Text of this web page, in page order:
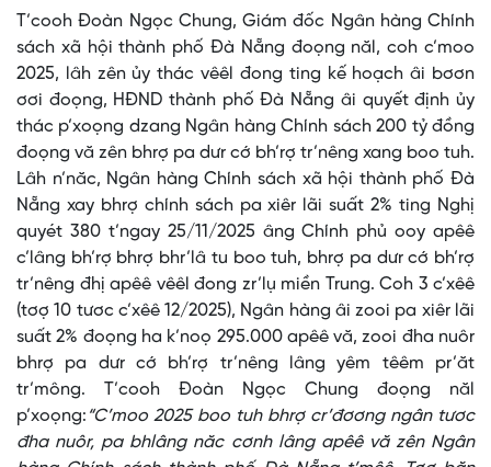
T’cooh Đoàn Ngọc Chung, Giám đốc Ngân hàng Chính
sách xã hội thành phố Đà Nẵng đoọng năl, coh c’moo
2025, lâh zên ủy thác vêêl đong ting kế hoạch âi bơơn
ơơi đoọng, HĐND thành phố Đà Nẵng âi quyết định ủy
thác p’xoọng dzang Ngân hàng Chính sách 200 tỷ đồng
đoọng vă zên bhrợ pa dưr cớ bh’rợ tr’nêng xang boo tuh.
Lâh n’năc, Ngân hàng Chính sách xã hội thành phố Đà
Nẵng xay bhrợ chính sách pa xiêr lãi suất 2% ting Nghị
quyét 380 t’ngay 25/11/2025 âng Chính phủ ooy apêê
c’lâng bh’rợ bhrợ bhr’lâ tu boo tuh, bhrợ pa dưr cớ bh’rợ
tr’nêng đhị apêê vêêl đong zr’lụ miền Trung. Coh 3 c’xêê
(tơợ 10 tươc c’xêê 12/2025), Ngân hàng âi zooi pa xiêr lãi
suất 2% đoọng ha k’noọ 295.000 apêê vă, zooi đha nuôr
bhrợ pa dưr cớ bh’rợ tr’nêng lâng yêm têêm pr’ăt
tr’mông. T’cooh Đoàn Ngọc Chung đoọng năl
p’xoọng: “C’moo 2025 boo tuh bhrợ cr’đơơng ngân tươc
đha nuôr, pa bhlâng năc cơnh lâng apêê vă zên Ngân